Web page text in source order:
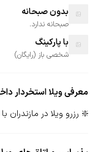
بدون صبحانه
صبحانه ندارد.
با پارکینگ
شخصی باز (رایگان)
معرفیویلا استخردار
❇️ رزرو ویلا در مازندران